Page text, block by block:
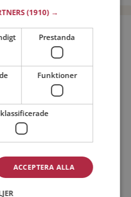
utan kostnad!
(1910) →
Prestanda
Funktioner
ACCEPTERA ALLA